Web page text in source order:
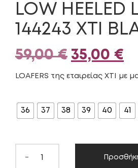
LOW HEELED
144243 XTI
59,00€ Original
price
59,00 €.
35,00 €
LOAFERS της εταιρείας XTI με
36 37 38 39 40 41
-